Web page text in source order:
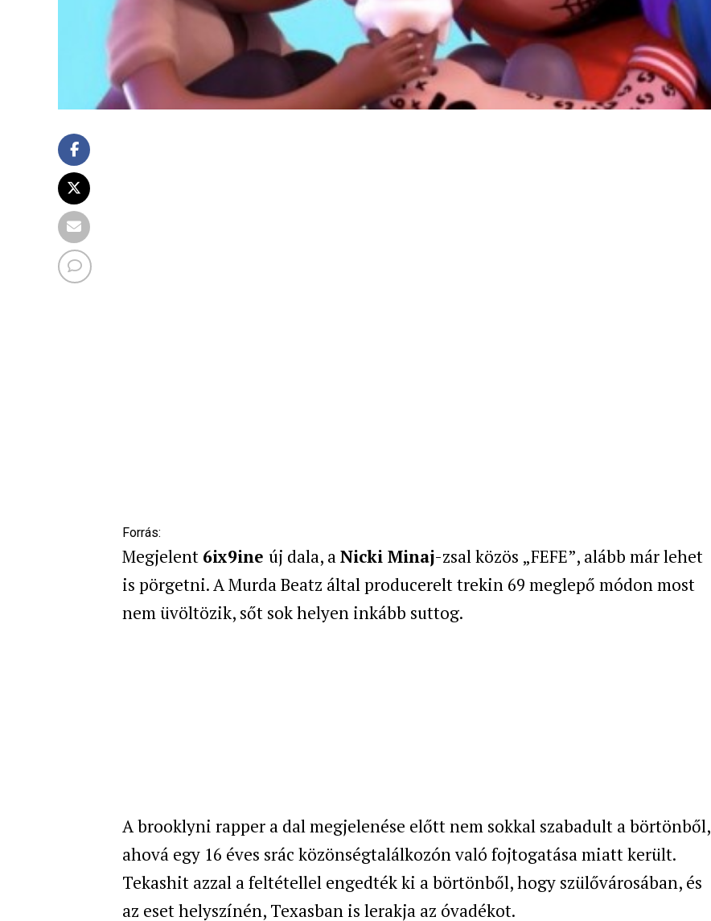
Forrás:
Megjelent 6ix9ine új dala, aNicki Minaj-zsal közös „FEFE”, alább már lehet
is pörgetni. A Murda Beatz által producerelt trekin 69 meglepő módon most
nem üvöltözik, sőt sok helyen inkább suttog.
A brooklyni rapper a dal megjelenése előtt nem sokkal szabadult a börtönből,
ahová egy 16 éves srác közönségtalálkozón való fojtogatása miatt került.
Tekashit azzal a feltétellel engedték ki a börtönből, hogy szülővárosában, és
az eset helyszínén, Texasban is lerakja az óvadékot.